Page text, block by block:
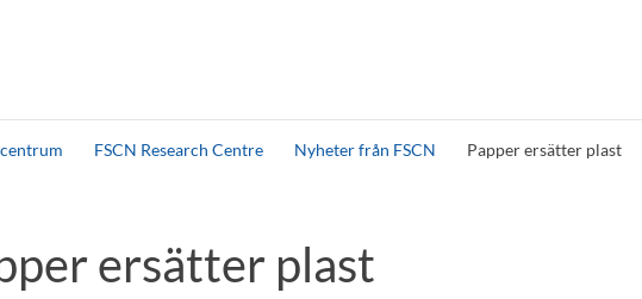
FSCN Research Centre Nyheter från FSCN Papper ersätter plast
ersätter plast